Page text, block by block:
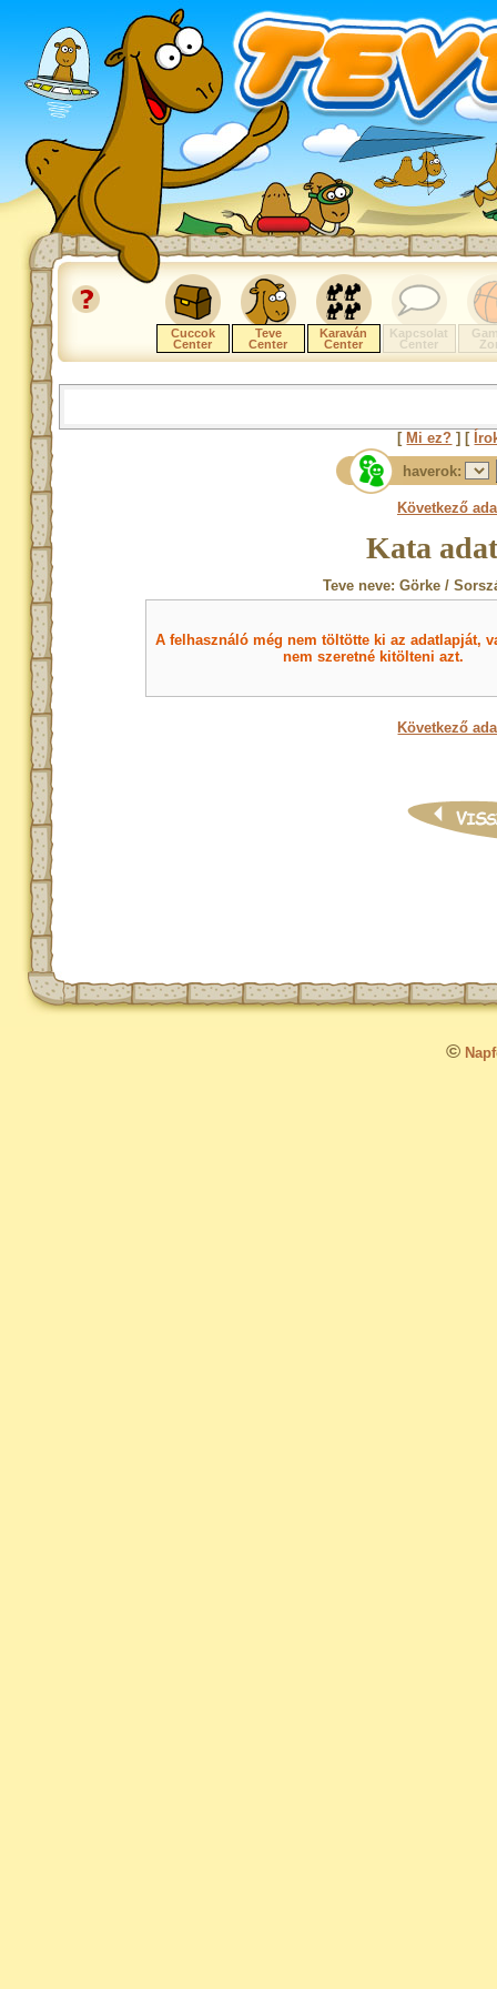
Cuccok
Center
Teve
Center
Karaván
Center
Kapcsolat
Center
[ Mi ez? ] [
haverok:
Következő
Kata
Teve neve: Görke /
A felhasználó még nem töltötte ki az adatlapját,
nem szeretné kitölteni azt.
Következő
©